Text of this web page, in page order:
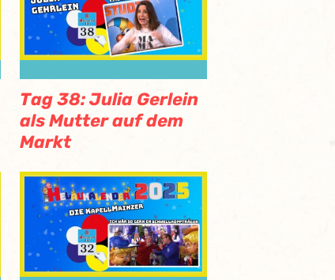
Tag 38: Julia Gerlein
als Mutter auf dem
Markt